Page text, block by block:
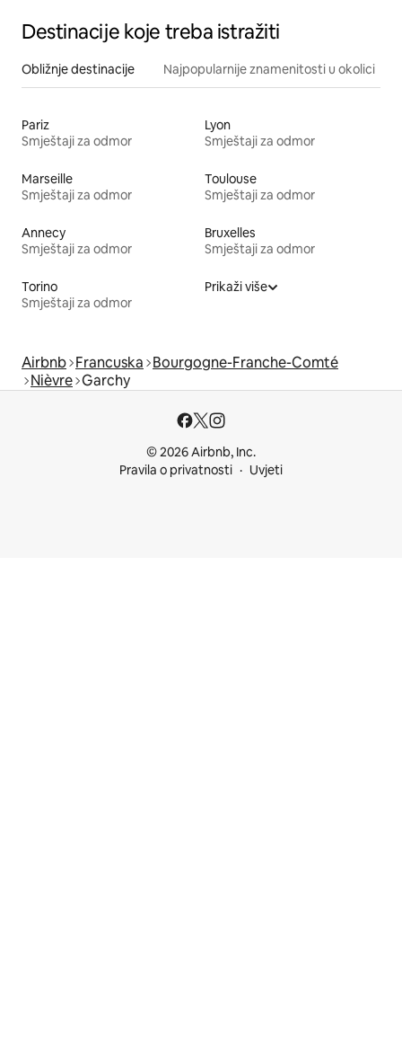
Destinacije koje treba istražiti
Obližnje destinacije Najpopularnije znamenitosti u okolici
Pariz
Smještaji za odmor
Lyon
Smještaji za odmor
Marseille
Smještaji za odmor
Toulouse
Smještaji za odmor
Annecy
Smještaji za odmor
Bruxelles
Smještaji za odmor
Torino
Smještaji za odmor
Prikaži više
Airbnb Francuska Bourgogne-Franche-Comté
Nièvre Garchy
© 2026 Airbnb, Inc.
Pravila o privatnosti
Uvjeti